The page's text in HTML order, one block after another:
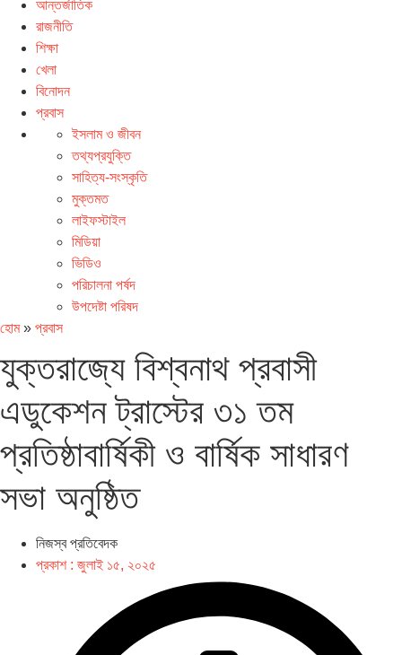
আন্তর্জাতিক
রাজনীতি
শিক্ষা
খেলা
বিনোদন
প্রবাস
ইসলাম ও জীবন
তথ্যপ্রযুক্তি
সাহিত্য-সংস্কৃতি
মুক্তমত
লাইফস্টাইল
মিডিয়া
ভিডিও
পরিচালনা পর্ষদ
উপদেষ্টা পরিষদ
হোম» প্রবাস
যুক্তরাজ্যে বিশ্বনাথ প্রবাসী
এডুকেশন ট্রাস্টের ৩১ তম
প্রতিষ্ঠাবার্ষিকী ও বার্ষিক সাধারণ
সভা অনুষ্ঠিত
নিজস্ব প্রতিবেদক
প্রকাশ : জুলাই ১৫, ২০২৫